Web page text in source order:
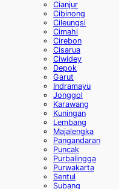
Cianjur
Cibinong
Cileungsi
Cimahi
Cirebon
Cisarua
Ciwidey
Depok
Garut
Indramayu
Jonggol
Karawang
Kuningan
Lembang
Majalengka
Pangandaran
Puncak
Purbalingga
Purwakarta
Sentul
Subang